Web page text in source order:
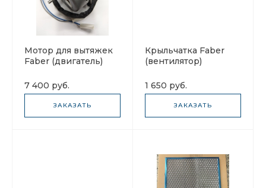
Мотор для вытяжек
Faber (двигатель)
7 400 руб.
ЗАКАЗАТЬ
Крыльчатка Faber
(вентилятор)
1 650 руб.
ЗАКАЗАТЬ